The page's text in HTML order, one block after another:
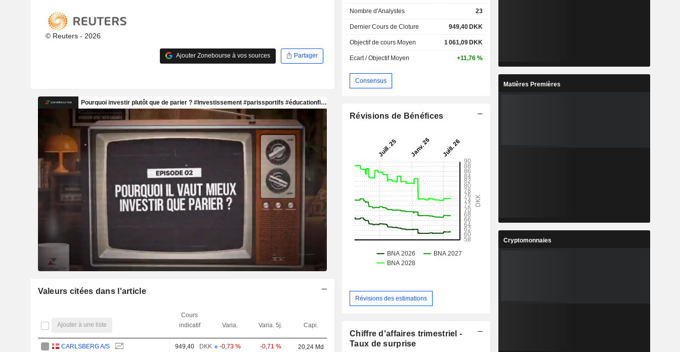
© Reuters - 2026
Ajouter Zonebourse à vos sources Partager
Valeurs citées dans l'article
Ajouter à une liste
Cours
indicatif
Varia. Varia. 5j. Capi.
CARLSBERG A/S 949,40 DKK -0,73 % -0,71 % 20,24 Md
Nombre d'Analystes 23
Dernier Cours de Cloture 949,40 DKK
Objectif de cours Moyen 1 061,09 DKK
Ecart / Objectif Moyen +11,76 %
Consensus
Révisions de Bénéfices
Révisions des estimations
Chiffre d'affaires trimestriel -
Taux de surprise
Matières Premières
Cryptomonnaies